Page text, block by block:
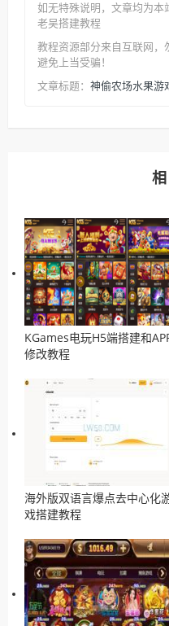
如无特殊说明，文章均为本
老吴搭建教程
教程资源部分来自互联网，
避免上当受骗！
文章标题： 神偷农场水果游
KGames电玩H5端搭建和
修改教程
海外版双语言爆点去中心化
戏搭建教程